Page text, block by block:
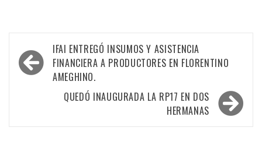
Navegación
de
entradas
IFAI ENTREGÓ INSUMOS Y ASISTENCIA
FINANCIERA A PRODUCTORES EN FLORENTINO
AMEGHINO.
QUEDÓ INAUGURADA LA RP17 EN DOS
HERMANAS